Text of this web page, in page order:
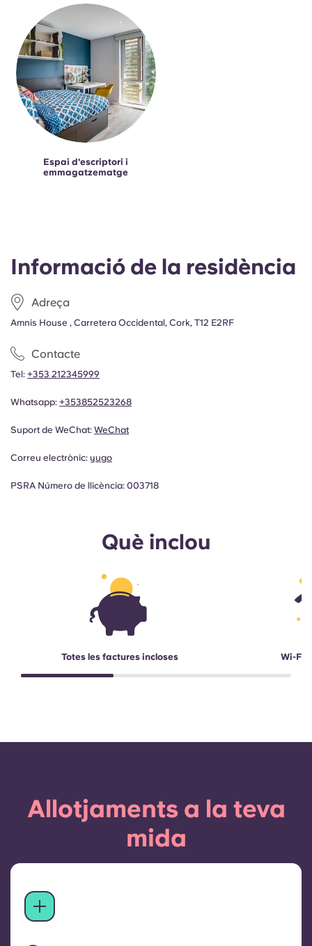
Informació de la residència
Adreça
Amnis House , Carretera Occidental, Cork, T12 E2RF
Contacte
Tel: +353 212345999
Whatsapp: +353852523268
Suport de WeChat: WeChat
Correu electrònic: yugo
PSRA Número de llicència: 003718
Què inclou
Totes les factures incloses Wi-Fi
Espai d'escriptori i
emmagatzematge
Allotjaments a la teva
mida